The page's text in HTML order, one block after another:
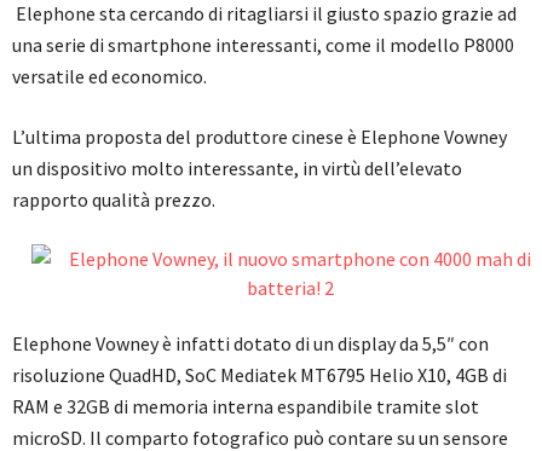
Elephone sta cercando di ritagliarsi il giusto spazio grazie ad
una serie di smartphone interessanti, come il modello P8000
versatile ed economico.
L’ultima proposta del produttore cinese è Elephone Vowney
un dispositivo molto interessante, in virtù dell’elevato
rapporto qualità prezzo.
Elephone Vowney è infatti dotato di un display da 5,5″ con
risoluzione QuadHD, SoC Mediatek MT6795 Helio X10, 4GB di
RAM e 32GB di memoria interna espandibile tramite slot
microSD. Il comparto fotografico può contare su un sensore